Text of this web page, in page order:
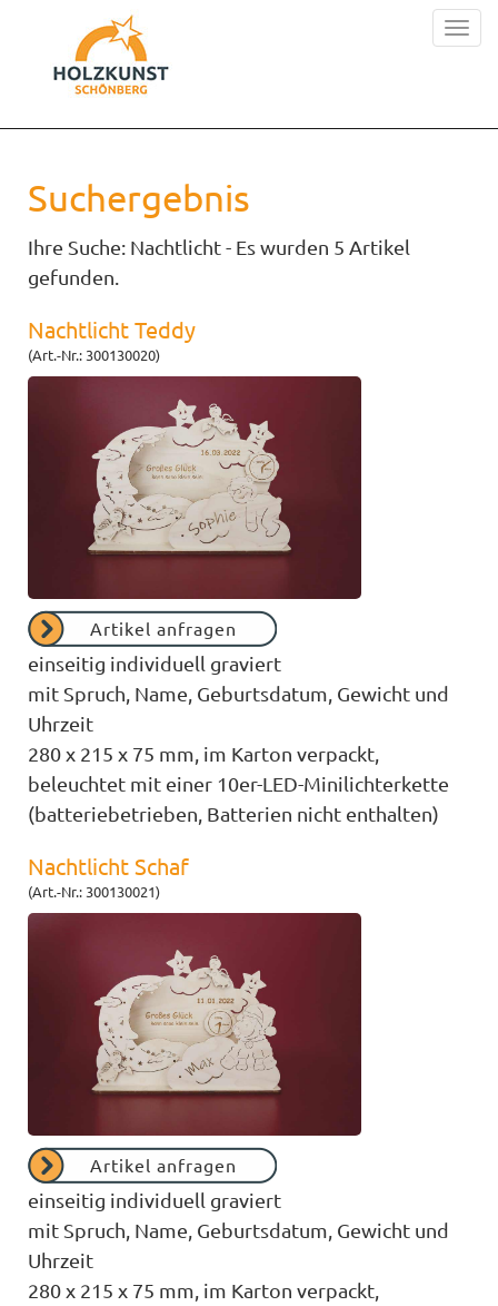
Suchergebnis
Ihre Suche: Nachtlicht - Es wurden 5 Artikel
gefunden.
Nachtlicht Teddy
(Art.-Nr.: 300130020)
Artikel anfragen
einseitig individuell graviert
mit Spruch, Name, Geburtsdatum, Gewicht und
Uhrzeit
280 x 215 x 75 mm, im Karton verpackt,
beleuchtet mit einer 10er-LED-Minilichterkette
(batteriebetrieben, Batterien nicht enthalten)
Nachtlicht Schaf
(Art.-Nr.: 300130021)
Artikel anfragen
einseitig individuell graviert
mit Spruch, Name, Geburtsdatum, Gewicht und
Uhrzeit
280 x 215 x 75 mm, im Karton verpackt,